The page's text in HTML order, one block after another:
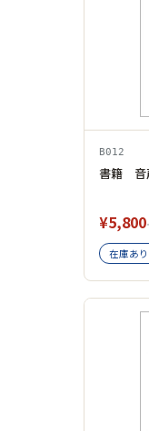
B012
書籍 音
¥5,800
在庫あり